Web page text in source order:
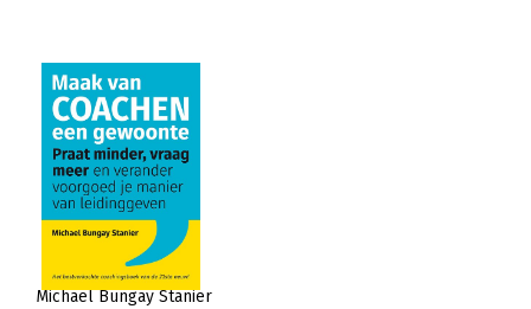
Michael Bungay Stanier